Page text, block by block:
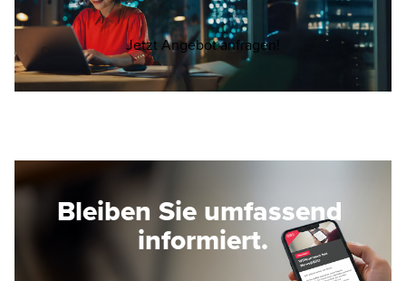
Jetzt Angebot anfragen! Opens in a new
Bleiben Sie umfassend
informiert.